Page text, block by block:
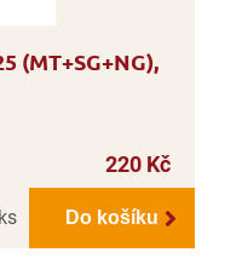
(MT+SG+NG),
220 Kč
ks
Do košíku